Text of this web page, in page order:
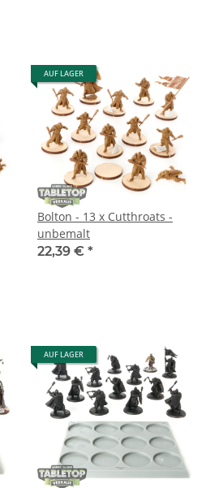
AUF LAGER
Bolton - 13 x Cutthroats -
unbemalt
22,39 € *
AUF LAGER